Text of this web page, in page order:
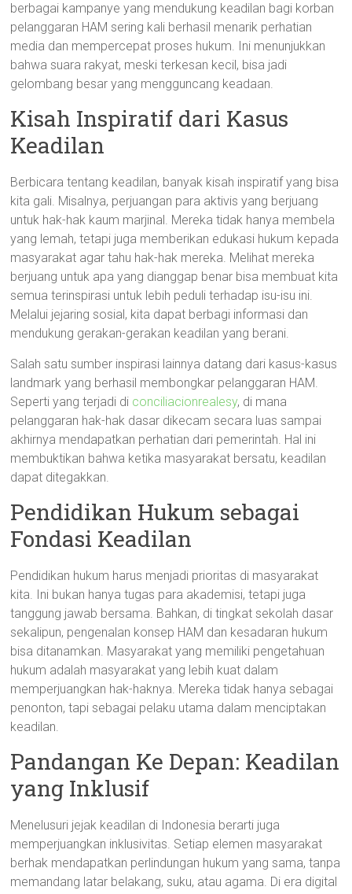
berbagai kampanye yang mendukung keadilan bagi korban
pelanggaran HAM sering kali berhasil menarik perhatian
media dan mempercepat proses hukum. Ini menunjukkan
bahwa suara rakyat, meski terkesan kecil, bisa jadi
gelombang besar yang mengguncang keadaan.
Kisah Inspiratif dari Kasus
Keadilan
Berbicara tentang keadilan, banyak kisah inspiratif yang bisa
kita gali. Misalnya, perjuangan para aktivis yang berjuang
untuk hak-hak kaum marjinal. Mereka tidak hanya membela
yang lemah, tetapi juga memberikan edukasi hukum kepada
masyarakat agar tahu hak-hak mereka. Melihat mereka
berjuang untuk apa yang dianggap benar bisa membuat kita
semua terinspirasi untuk lebih peduli terhadap isu-isu ini.
Melalui jejaring sosial, kita dapat berbagi informasi dan
mendukung gerakan-gerakan keadilan yang berani.
Salah satu sumber inspirasi lainnya datang dari kasus-kasus
landmark yang berhasil membongkar pelanggaran HAM.
Seperti yang terjadi di conciliacionrealesy, di mana
pelanggaran hak-hak dasar dikecam secara luas sampai
akhirnya mendapatkan perhatian dari pemerintah. Hal ini
membuktikan bahwa ketika masyarakat bersatu, keadilan
dapat ditegakkan.
Pendidikan Hukum sebagai
Fondasi Keadilan
Pendidikan hukum harus menjadi prioritas di masyarakat
kita. Ini bukan hanya tugas para akademisi, tetapi juga
tanggung jawab bersama. Bahkan, di tingkat sekolah dasar
sekalipun, pengenalan konsep HAM dan kesadaran hukum
bisa ditanamkan. Masyarakat yang memiliki pengetahuan
hukum adalah masyarakat yang lebih kuat dalam
memperjuangkan hak-haknya. Mereka tidak hanya sebagai
penonton, tapi sebagai pelaku utama dalam menciptakan
keadilan.
Pandangan Ke Depan: Keadilan
yang Inklusif
Menelusuri jejak keadilan di Indonesia berarti juga
memperjuangkan inklusivitas. Setiap elemen masyarakat
berhak mendapatkan perlindungan hukum yang sama, tanpa
memandang latar belakang, suku, atau agama. Di era digital